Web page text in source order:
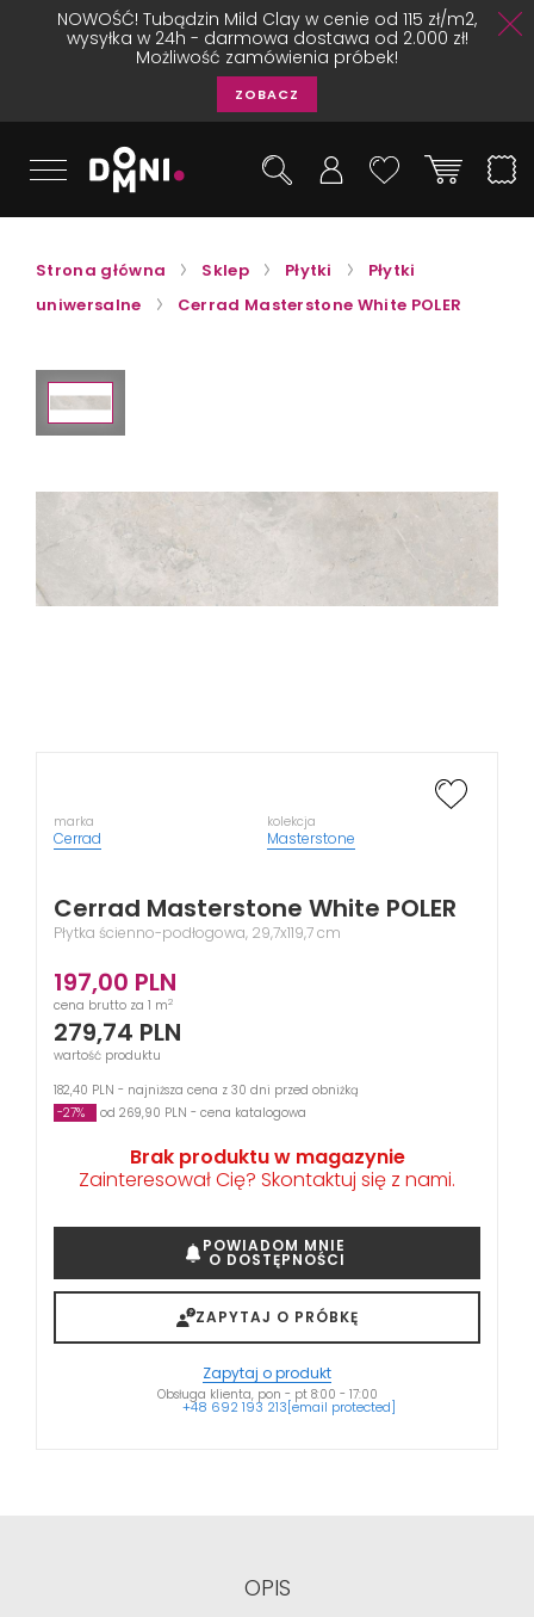
NOWOŚĆ! Tubądzin Mild Clay w cenie od 115 zł/m2,
wysyłka w 24h - darmowa dostawa od 2.000 zł!
Możliwość zamówienia próbek!
ZOBACZ
Strona główna Sklep Płytki
Płytki
uniwersalne
Cerrad Masterstone White POLER
marka
Cerrad
kolekcja
Masterstone
Cerrad Masterstone White POLER
Płytka ścienno-podłogowa, 29,7x119,7 cm
197,00 PLN
cena brutto za 1 m2
279,74 PLN
wartość produktu
182,40 PLN - najniższa cena z 30 dni przed obniżką
-27%
od 269,90 PLN - cena katalogowa
Brak produktu w magazynie
Zainteresował Cię? Skontaktuj się z nami.
POWIADOM MNIE
O DOSTĘPNOŚCI
ZAPYTAJ O PRÓBKĘ
Zapytaj o produkt
Obsługa klienta, pon - pt 8:00 - 17:00
+48 692 193 213[email protected]
OPIS